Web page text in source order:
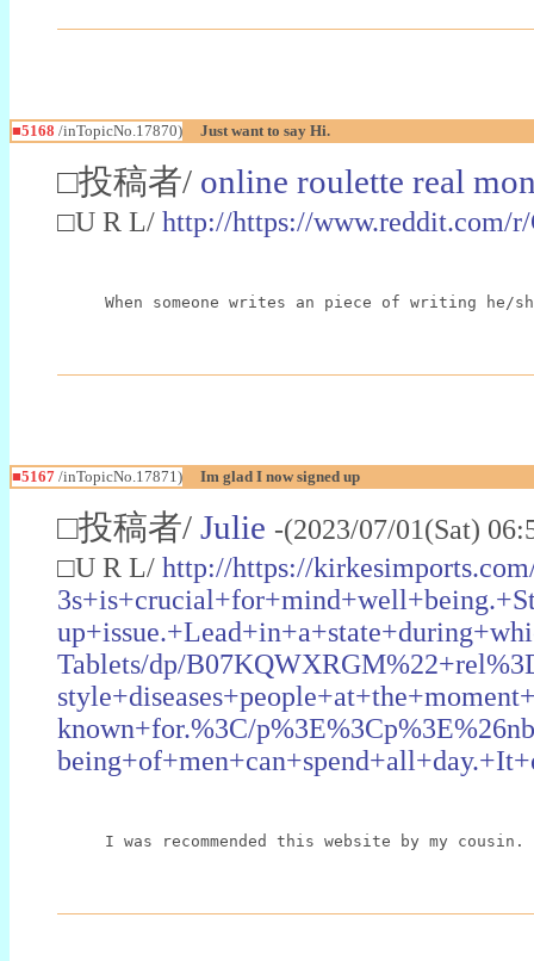
■5168 /inTopicNo.17870) Just want to say Hi.
□投稿者/ online roulette real
□U R L/ http://https://www.reddit.com/r/
When someone writes an piece of writing
■5167 /inTopicNo.17871) Im glad I now signed up
□投稿者/ Julie -(2023/07/01(Sat)
□U R L/ http://https://
Tablets/dp/
known+for.%3C/
I was recommended this website by my